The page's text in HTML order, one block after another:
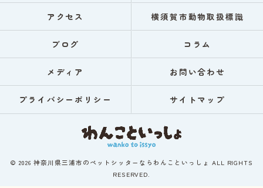
アクセス 横須賀市動物取扱標識
ブログ コラム
メディア お問い合わせ
プライバシーポリシー サイトマップ
© 2026 神奈川県三浦市のペットシッターならわんこといっしょ ALL RIGHTS
RESERVED.